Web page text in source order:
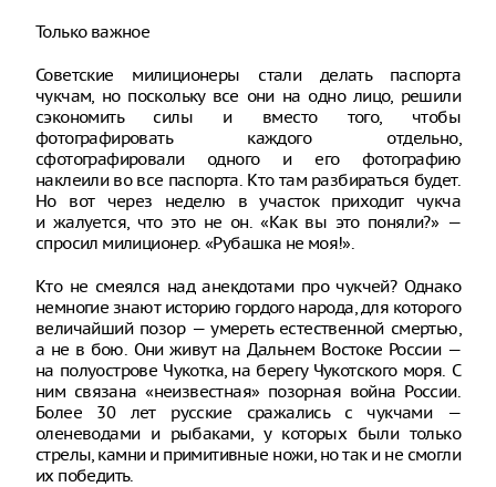
Только важное
Советские милиционеры стали делать паспорта
чукчам, но поскольку все они на одно лицо, решили
сэкономить силы и вместо того, чтобы
фотографировать каждого отдельно,
сфотографировали одного и его фотографию
наклеили во все паспорта. Кто там разбираться будет.
Но вот через неделю в участок приходит чукча
и жалуется, что это не он. «Как вы это поняли?» —
спросил милиционер. «Рубашка не моя!».
Кто не смеялся над анекдотами про чукчей? Однако
немногие знают историю гордого народа, для которого
величайший позор — умереть естественной смертью,
а не в бою. Они живут на Дальнем Востоке России —
на полуострове Чукотка, на берегу Чукотского моря. С
ним связана «неизвестная» позорная война России.
Более 30 лет русские сражались с чукчами —
оленеводами и рыбаками, у которых были только
стрелы, камни и примитивные ножи, но так и не смогли
их победить.